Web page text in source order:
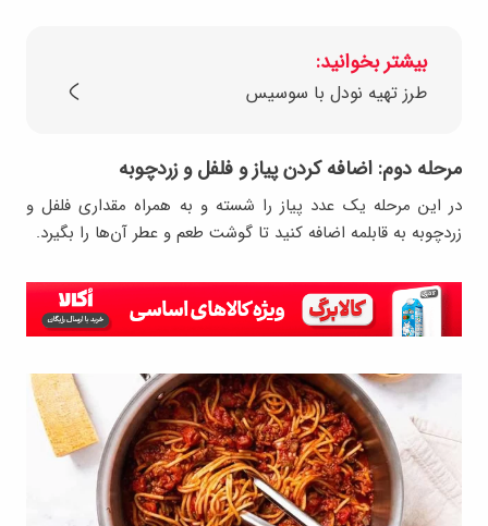
بیشتر بخوانید:
طرز تهیه نودل با سوسیس
مرحله دوم: اضافه کردن پیاز و فلفل و زردچوبه
در این مرحله یک عدد پیاز را شسته و به همراه مقداری فلفل و
زردچوبه به قابلمه اضافه کنید تا گوشت طعم و عطر آن‌ها را بگیرد.